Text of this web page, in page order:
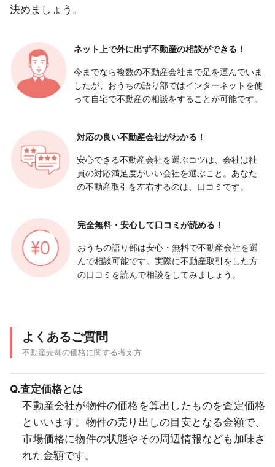
決めましょう。
ネット上で外に出ず不動産の相談ができる！
今までなら複数の不動産会社まで足を運んでいま
したが、おうちの語り部ではインターネットを使
って自宅で不動産の相談をすることが可能です。
対応の良い不動産会社がわかる！
安心できる不動産会社を選ぶコツは、会社は社
員の対応満足度がいい会社を選ぶこと。あなた
の不動産取引を左右するのは、口コミです。
完全無料・安心して口コミが読める！
おうちの語り部は安心・無料で不動産会社を選
んで相談可能です。実際に不動産取引をした方
の口コミを読んで相談をしてみましょう。
よくあるご質問
不動産売却の価格に関する考え方
Q.査定価格とは
不動産会社が物件の価格を算出したものを査定価格
といいます。物件の売り出しの目安となる金額で、
市場価格に物件の状態やその周辺情報なども加味さ
れた金額です。